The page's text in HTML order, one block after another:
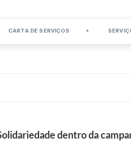
CARTA DE SERVIÇOS
dentro da